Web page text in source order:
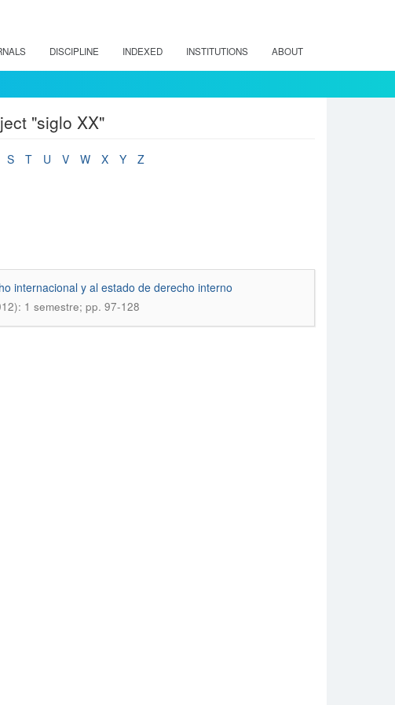
DISCIPLINE INDEXED INSTITUTIONS ABOUT
"siglo XX"
S T U V W X Y
Z
internacional y al estado de derecho interno
1 semestre; pp. 97-128